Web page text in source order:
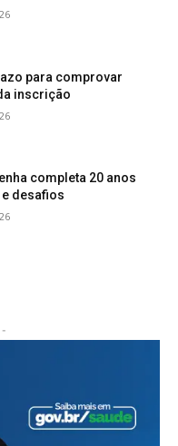
para comprovar
inscrição
completa 20 anos
desafios
-